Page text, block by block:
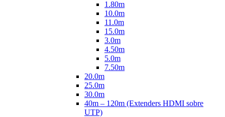
1.80m
10.0m
11.0m
15.0m
3.0m
4.50m
5.0m
7.50m
20.0m
25.0m
30.0m
40m – 120m (Extenders HDMI sobre
UTP)